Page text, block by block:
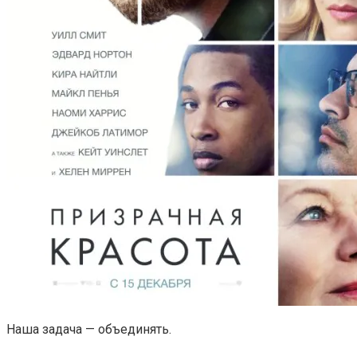
Наша задача — объединять.